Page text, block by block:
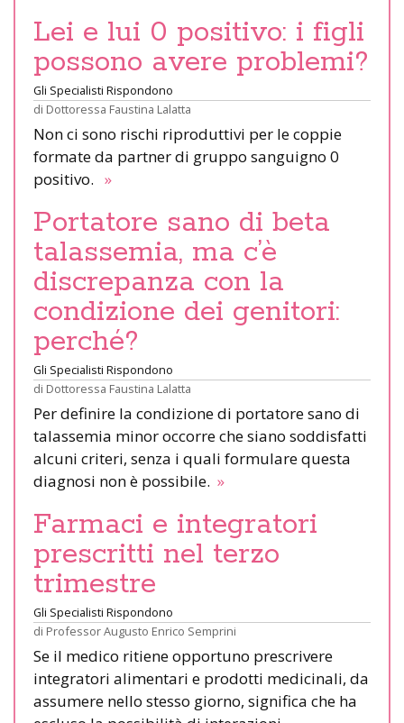
Lei e lui 0 positivo: i figli
possono avere problemi?
Gli Specialisti Rispondono
di Dottoressa Faustina Lalatta
Non ci sono rischi riproduttivi per le coppie
formate da partner di gruppo sanguigno 0
positivo. »
Portatore sano di beta
talassemia, ma c’è
discrepanza con la
condizione dei genitori:
perché?
Gli Specialisti Rispondono
di Dottoressa Faustina Lalatta
Per definire la condizione di portatore sano di
talassemia minor occorre che siano soddisfatti
alcuni criteri, senza i quali formulare questa
diagnosi non è possibile. »
Farmaci e integratori
prescritti nel terzo
trimestre
Gli Specialisti Rispondono
di Professor Augusto Enrico Semprini
Se il medico ritiene opportuno prescrivere
integratori alimentari e prodotti medicinali, da
assumere nello stesso giorno, significa che ha